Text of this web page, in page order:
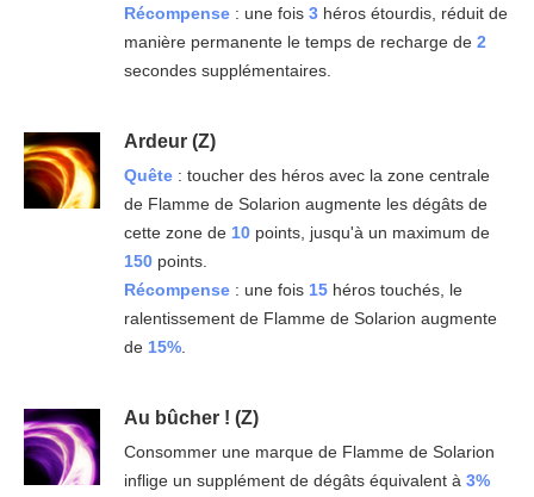
Récompense : une fois 3héros étourdis, réduit de
manière permanente le temps de recharge de 2
secondes supplémentaires.
Ardeur (Z)
Quête : toucher des héros avec la zone centrale
de Flamme de Solarion augmente les dégâts de
cette zone de 10 points, jusqu'à un maximum de
150 points.
Récompense : une fois 15 héros touchés, le
ralentissement de Flamme de Solarion augmente
de 15%.
Au bûcher ! (Z)
Consommer une marque de Flamme de Solarion
inflige un supplément de dégâts équivalent à 3%